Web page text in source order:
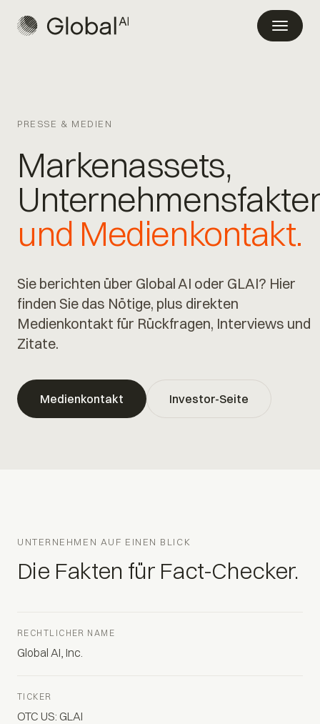
PRESSE & MEDIEN
Markenassets,
und Medienkontakt.
Sie berichten über Global AI oder GLAI? Hier
finden Sie das Nötige, plus direkten
Medienkontakt für Rückfragen, Interviews und
Zitate.
Medienkontakt Investor-Seite
UNTERNEHMEN AUF EINEN BLICK
Die Fakten für Fact-Checker.
RECHTLICHER NAME
Global AI, Inc.
TICKER
OTC US: GLAI